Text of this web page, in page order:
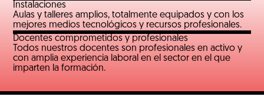
Instalaciones
Aulas y talleres amplios, totalmente equipados y con los
mejores medios tecnológicos y recursos profesionales.
Docentes comprometidos y profesionales
Todos nuestros docentes son profesionales en activo y
con amplia experiencia laboral en el sector en el que
imparten la formación.